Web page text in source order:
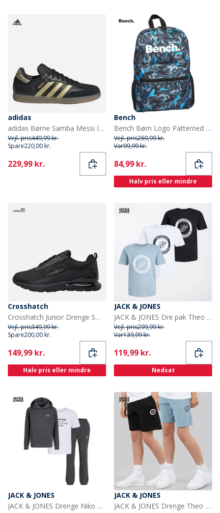
adidas
adidas Børne Samba Messi IN Indendørs Fodboldstøvler Core Black/Gold Metallic/Gum
Vejl. pris449,99 kr.
Spare220,00 kr.
Current
229,99 kr.
Bench
Bench Børn Logo Patterned Rygsække Flerfarvet
Vejl. pris269,99 kr.
Var99,99 kr.
Current
84,99 kr.
Halv pris eller mindre
Crosshatch
Crosshatch Junior Drenge Smitlay II sneakers Black Mono
Vejl. pris349,99 kr.
Spare200,00 kr.
Current
149,99 kr.
Halv pris eller mindre
JACK & JONES
JACK & JONES Dre pak Theo T-shirts til Drenge Multi
Vejl. pris299,99 kr.
Var139,99 kr.
Current
119,99 kr.
Nedsat
JACK & JONES
JACK & JONES Drenge Niko Hætte Tre Delt Træningsdragt Og T-Shirt Sæt Asfalt/Hvid
JACK & JONES
JACK & JONES Drenge Theo Shorts af jerseystof Sort